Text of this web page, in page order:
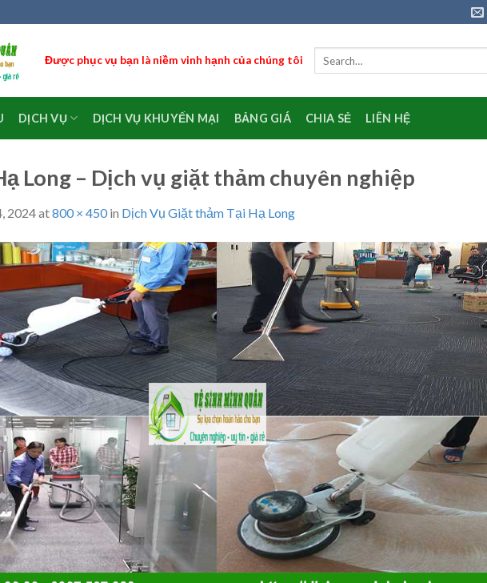
Được phục vụ bạn là niềm vinh hạnh của chúng tôi
DỊCH VỤ DỊCH VỤ KHUYẾN MẠI BẢNG GIÁ CHIA SẺ LIÊN HỆ
Long – Dịch vụ giặt thảm chuyên nghiệp
2024at800 × 450in Dịch Vụ Giặt thảm Tại Hạ Long